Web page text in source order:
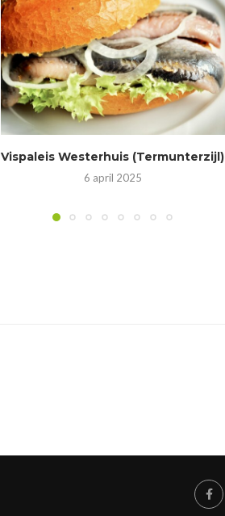
Vispaleis Westerhuis (Termunterzijl)
6 april 2025